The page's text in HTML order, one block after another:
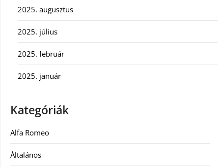
2025. augusztus
2025. július
2025. február
2025. január
Kategóriák
Alfa Romeo
Általános